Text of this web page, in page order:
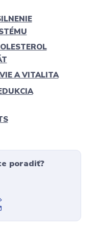
A VITALITA
poradiť?